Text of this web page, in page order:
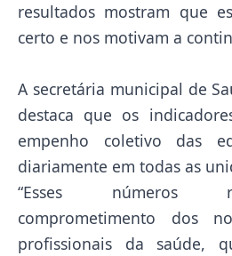
resultados mostram que
certo e nos motivam a
A secretária municipal de
destaca que os
empenho coletivo das
diariamente em todas as
“Esses números
comprometimento dos
profissionais da saúde,